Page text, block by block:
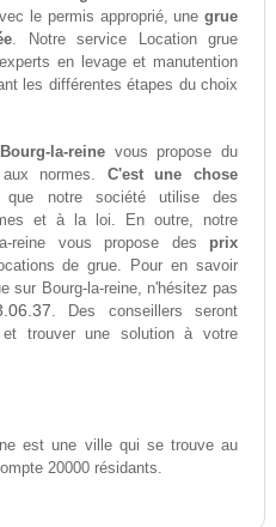
le permis approprié, unegrue
. Notre service Location grue
en levage et manutention
les différentes étapes du choix
la-reine vous propose du
normes. C'est une chose
notre société utilise des
et à la loi. En outre, notre
reine vous propose des prix
de grue. Pour en savoir
sur Bourg-la-reine, n'hésitez pas
. Des conseillers seront
trouver une solution à votre
est une ville qui se trouve au
20000 résidants.